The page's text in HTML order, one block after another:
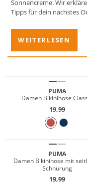
Sonnencreme. Wir
Tipps für dein nächstes
WEITERLESEN
PUMA
Damen Bikinihose
19,99
PUMA
Damen Bikinihose mit
Schnürung
19,99